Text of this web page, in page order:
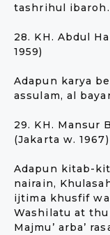
tashrihul ibaroh.
28. KH. Abdul
1959)
Adapun karya
assulam, al
29. KH. Mansur
(Jakarta w. 1967)
Adapun kitab-
nairain,
ijtima khusfif wa
Washilatu at
Majmu’ arba’